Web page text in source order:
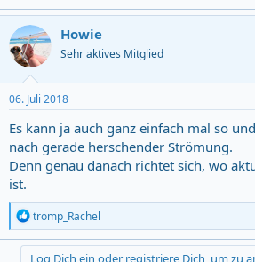
Howie
Sehr aktives Mitglied
06. Juli 2018
Es kann ja auch ganz einfach mal so
nach gerade herschender Strömung.
Denn genau danach richtet sich, wo
ist.
R
e
a
c
tromp_Rachel
Log Dich ein oder registriere Dich, um zu